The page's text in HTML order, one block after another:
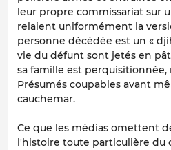
leur propre commissariat sur
relaient uniformément la
personne décédée est un «
vie du défunt sont jetés en
sa famille est perquisitionnée,
Présumés coupables avant
cauchemar.
Ce que les médias omettent
l'histoire toute particulière du